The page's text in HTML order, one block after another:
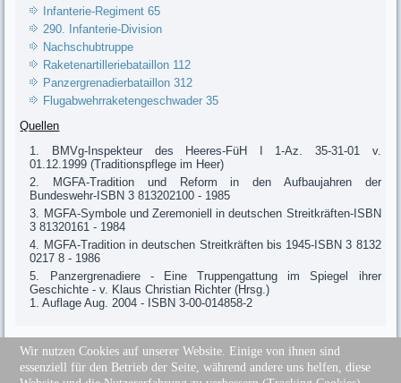
Infanterie-Regiment 65
290. Infanterie-Division
Nachschubtruppe
Raketenartilleriebataillon 112
Panzergrenadierbataillon 312
Flugabwehrraketengeschwader 35
Quellen
BMVg-Inspekteur des Heeres-FüH I 1-Az. 35-31-01 v.
01.12.1999 (Traditionspflege im Heer)
MGFA-Tradition und Reform in den Aufbaujahren der
Bundeswehr-ISBN 3 813202100 - 1985
MGFA-Symbole und Zeremoniell in deutschen Streitkräften-ISBN
3 81320161 - 1984
MGFA-Tradition in deutschen Streitkräften bis 1945-ISBN 3 8132
0217 8 - 1986
Panzergrenadiere - Eine Truppengattung im Spiegel ihrer
Geschichte - v. Klaus Christian Richter (Hrsg.)
1. Auflage Aug. 2004 - ISBN 3-00-014858-2
Sitemap
Wir nutzen Cookies auf unserer Website. Einige von ihnen sind
essenziell für den Betrieb der Seite, während andere uns helfen, diese